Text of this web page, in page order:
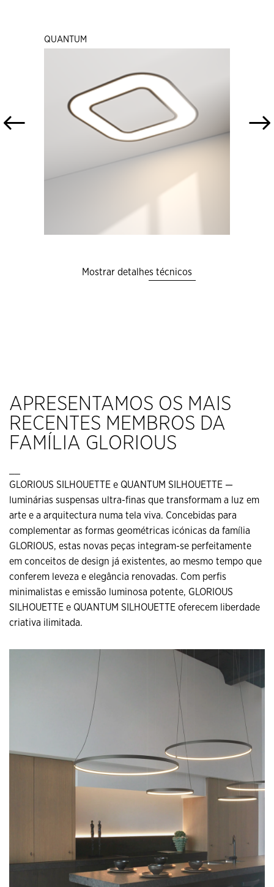
QUANTUM
Mostrar detalhes técnicos
APRESENTAMOS OS MAIS
RECENTES MEMBROS DA
FAMÍLIA GLORIOUS
GLORIOUS SILHOUETTE e QUANTUM SILHOUETTE —
luminárias suspensas ultra-finas que transformam a luz em
arte e a arquitectura numa tela viva. Concebidas para
complementar as formas geométricas icónicas da família
GLORIOUS, estas novas peças integram-se perfeitamente
em conceitos de design já existentes, ao mesmo tempo que
conferem leveza e elegância renovadas. Com perfis
minimalistas e emissão luminosa potente, GLORIOUS
SILHOUETTE e QUANTUM SILHOUETTE oferecem liberdade
criativa ilimitada.